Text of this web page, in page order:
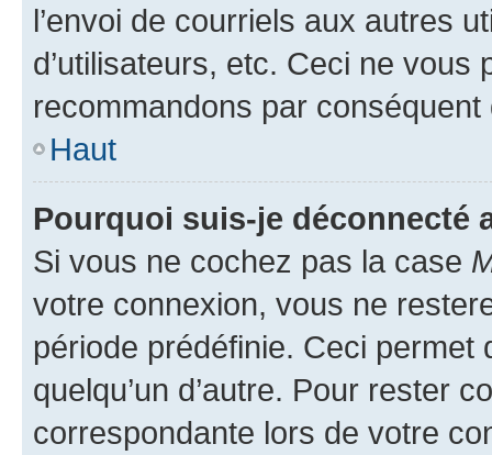
l’envoi de courriels aux autres
d’utilisateurs, etc. Ceci ne vous
recommandons par conséquent
Haut
Pourquoi suis-je déconnecté
Si vous ne cochez pas la case
votre connexion, vous ne
période prédéfinie. Ceci permet
quelqu’un d’autre. Pour rester
correspondante lors de votre